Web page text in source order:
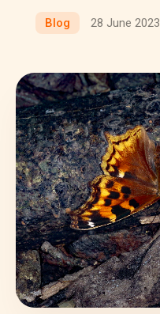
Blog 28 June 2023